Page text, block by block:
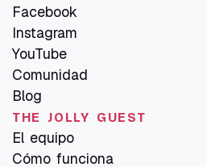
Facebook
Instagram
YouTube
Comunidad
Blog
THE JOLLY GUEST
El equipo
Cómo funciona